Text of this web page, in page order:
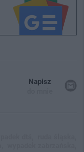
Napisz